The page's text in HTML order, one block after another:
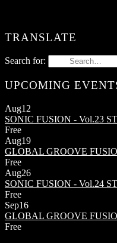
TRANSLATE
Search for:
UPCOMING
Aug12
SONIC FUSION - Vol.23
Free
Aug19
GLOBAL GROOVE
Free
Aug26
SONIC FUSION - Vol.24
Free
Sep16
GLOBAL GROOVE
Free